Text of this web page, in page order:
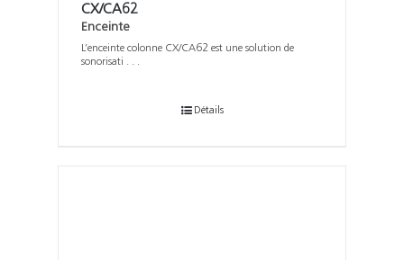
CX/CA62
Enceinte
L’enceinte colonne CX/CA62 est une solution de
sonorisati . . .
Détails